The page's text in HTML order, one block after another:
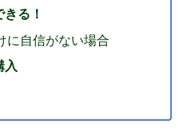
る！
に自信がない場合
入